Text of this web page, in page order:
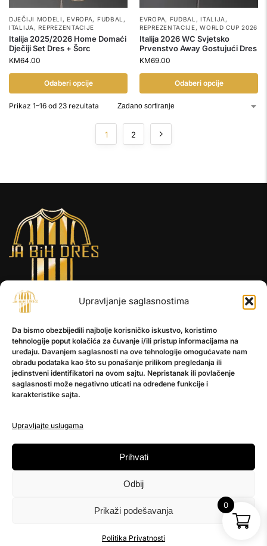
Upravljanje saglasnostima
Da bismo obezbijedili najbolje korisničko iskustvo, koristimo
tehnologije poput kolačića za čuvanje i/ili pristup informacijama na
uređaju. Davanjem saglasnosti na ove tehnologije omogućavate nam
obradu podataka kao što su ponašanje prilikom pregledanja ili
jedinstveni identifikatori na ovom sajtu. Nepristanak ili povlačenje
saglasnosti može negativno uticati na određene funkcije i
karakteristike sajta.
Upravljajte uslugama
Prihvati
Odbij
Prikaži podešavanja
Politika Privatnosti
DJEČIJI MODELI ,EVROPA, FUDBAL ,
ITALIJA ,REPREZENTACIJE
Italija 2025/2026 Home Domaći
Dječiji Set Dres + Šorc
KM64.00
Odaberi opcije
EVROPA, FUDBAL ,ITALIJA ,
REPREZENTACIJE,WORLD CUP 2026
Italija 2026 WC Svjetsko
Prvenstvo Away Gostujući Dres
KM69.00
Odaberi opcije
Prikaz 1–16 od 23 rezultata
1 2
INFORMACIJE
O nama
Kontakt
POMOĆ
Politika privatnosti
PRATITE NAS
Instagram
0